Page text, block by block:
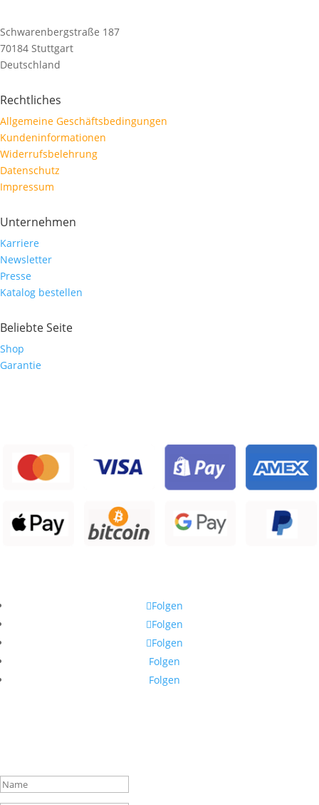
Schwarenbergstraße 187
70184 Stuttgart
Deutschland
Rechtliches
Allgemeine Geschäftsbedingungen
Kundeninformationen
Widerrufsbelehrung
Datenschutz
Impressum
Unternehmen
Karriere
Newsletter
Presse
Katalog bestellen
Beliebte Seite
Shop
Garantie
Folgen
Folgen
Folgen
Folgen
Folgen